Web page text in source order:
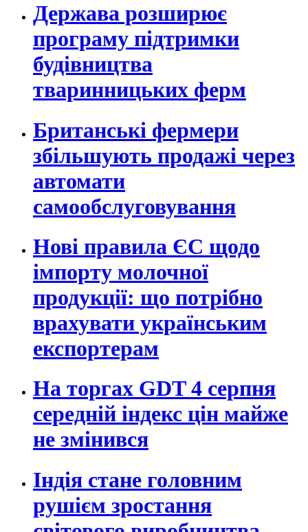
Держава розширює
програму підтримки
будівництва
тваринницьких ферм
Британські фермери
збільшують продажі через
автомати
самообслуговування
Нові правила ЄС щодо
імпорту молочної
продукції: що потрібно
врахувати українським
експортерам
На торгах GDT 4 серпня
середній індекс цін майже
не змінився
Індія стане головним
рушієм зростання